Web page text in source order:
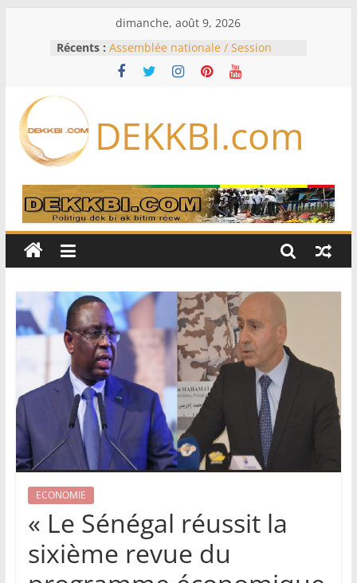
dimanche, août 9, 2026
Récents : Assemblée nationale / Session
extraordinaire: Six commissions
d’enquête à l’ordre du jour ce lundi
Bénin: Patrice Talon élu président
du Sénat, moins de trois mois
Pakistan et la Turquie signent un
accord de défense
RD Congo: Kinshasa interdit les
exportations de cuivre et de cobalt
production
DEKKBI.com
ECONOMIE
« Le Sénégal réussit la
sixième revue du